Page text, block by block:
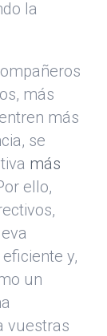
la
más
más
se
más
ello,
y,
un
vuestras